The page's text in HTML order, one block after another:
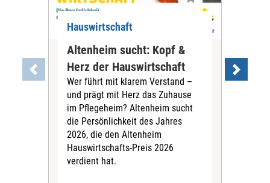
Hauswirtschaft
Altenheim sucht: Kopf &
Herz der Hauswirtschaft
Wer führt mit klarem Verstand –
und prägt mit Herz das Zuhause
im Pflegeheim? Altenheim sucht
die Persönlichkeit des Jahres
2026, die den Altenheim
Hauswirtschafts-Preis 2026
verdient hat.